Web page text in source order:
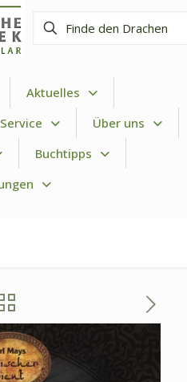
Finde
den
Aktuelles
Service
Über uns
Buchtipps